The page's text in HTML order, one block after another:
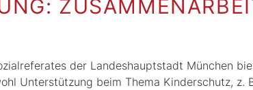
der Landeshauptstadt München
Unterstützung beim Thema Kinderschutz, z.